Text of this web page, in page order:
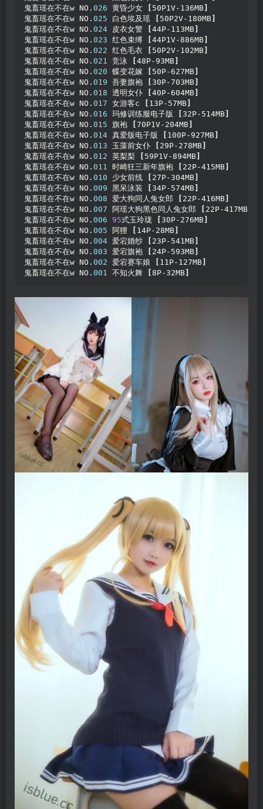
鬼畜瑶在不在w NO. 026 黄昏少女 [ 50P1V-136MB]
鬼畜瑶在不在w NO. 025 白色埃及瑶 [ 50P2V-180MB]
鬼畜瑶在不在w NO. 024 皮衣女警 [44P-113MB]
鬼畜瑶在不在w NO. 023 红色束缚 [44P1V-886MB]
鬼畜瑶在不在w NO. 022 红色毛衣 [ 50P2V-102MB]
鬼畜瑶在不在w NO. 021 竞泳 [48P-93MB]
鬼畜瑶在不在w NO. 020 蝶变花嫁 [ 50P-627MB]
鬼畜瑶在不在w NO. 019 吾妻旗袍 [30P-703MB]
鬼畜瑶在不在w NO. 018 透明女仆 [40P-604MB]
鬼畜瑶在不在w NO. 017 女游客c [ 13P-57MB]
鬼畜瑶在不在w NO. 016 玛修训练服电子版 [32P-514MB]
鬼畜瑶在不在w NO. 015 旗袍 [70P1V-204MB]
鬼畜瑶在不在w NO. 014 真爱版电子版 [ 100P-927MB]
鬼畜瑶在不在w NO. 013 玉藻前女仆 [ 29P-278MB]
鬼畜瑶在不在w NO. 012 英梨梨 [ 59P1V-894MB]
鬼畜瑶在不在w NO. 011 时崎狂三新年旗袍 [ 22P-415MB]
鬼畜瑶在不在w NO. 010 少女前线 [ 27P-304MB]
鬼畜瑶在不在w NO. 009 黑呆泳装 [34P-574MB]
鬼畜瑶在不在w NO. 008 爱大狗同人兔女郎 [ 22P-416MB]
鬼畜瑶在不在w NO. 007 阿瑶大狗黑色同人兔女郎 [ 22P-417MB
鬼畜瑶在不在w NO. 006 95式玉玲珑 [30P-276MB]
鬼畜瑶在不在w NO. 005 阿狸 [ 14P-28MB]
鬼畜瑶在不在w NO. 004 爱宕婚纱 [ 23P-541MB]
鬼畜瑶在不在w NO. 003 爱宕旗袍 [ 24P-593MB]
鬼畜瑶在不在w NO. 002 爱宕赛车娘 [ 11P-127MB]
鬼畜瑶在不在w NO. 001 不知火舞 [8P-32MB]